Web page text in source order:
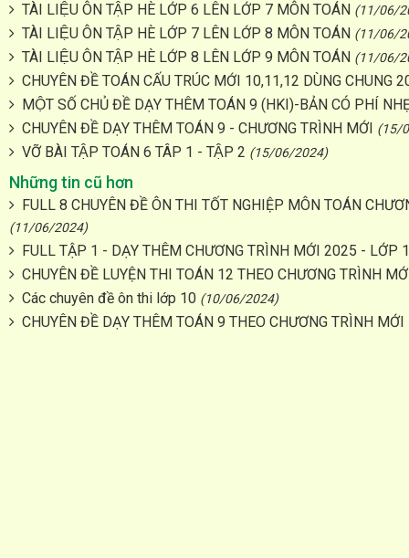
TÀI LIỆU ÔN TẬP HÈ LỚP 6 LÊN LỚP 7 MÔN TOÁN (11/06/
TÀI LIỆU ÔN TẬP HÈ LỚP 7 LÊN LỚP 8 MÔN TOÁN (11/06/
TÀI LIỆU ÔN TẬP HÈ LỚP 8 LÊN LỚP 9 MÔN TOÁN (11/06/
CHUYÊN ĐỀ TOÁN CẤU TRÚC MỚI 10,11,12 DÙNG CHUNG
MỘT SỐ CHỦ ĐỀ DẠY THÊM TOÁN 9 (HKI)-BẢN CÓ PHÍ
CHUYÊN ĐỀ DẠY THÊM TOÁN 9 - CHƯƠNG TRÌNH MỚI (15/
VỠ BÀI TẬP TOÁN 6 TÂP 1 - TẬP 2 (15/06/2024)
Những tin cũ hơn
FULL 8 CHUYÊN ĐỀ ÔN THI TỐT NGHIỆP MÔN TOÁN
(11/06/2024)
FULL TẬP 1 - DẠY THÊM CHƯƠNG TRÌNH MỚI 2025 - LỚP
CHUYÊN ĐỀ LUYỆN THI TOÁN 12 THEO CHƯƠNG TRÌNH
Các chuyên đề ôn thi lớp 10 (10/06/2024)
CHUYÊN ĐỀ DẠY THÊM TOÁN 9 THEO CHƯƠNG TRÌNH MỚI